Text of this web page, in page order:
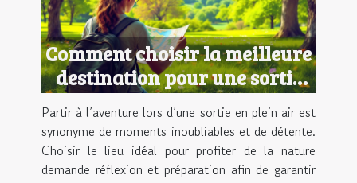
Comment choisir la meilleure
destination pour une sortie
en plein air ?
Partir à l’aventure lors d’une sortie en plein air est
synonyme de moments inoubliables et de détente.
Choisir le lieu idéal pour profiter de la nature
demande réflexion et préparation afin de garantir